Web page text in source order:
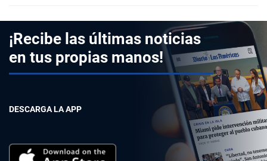
¡Recibe las últimas noticias
en tus propias manos!
DESCARGA LA APP